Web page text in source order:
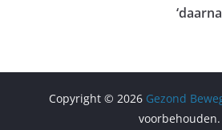
Copyright © 2026 Gezond
voorbehouden.